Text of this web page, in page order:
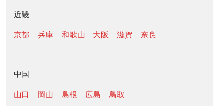
近畿
京都 兵庫 和歌山 大阪 滋賀 奈良
中国
山口 岡山 島根 広島 鳥取